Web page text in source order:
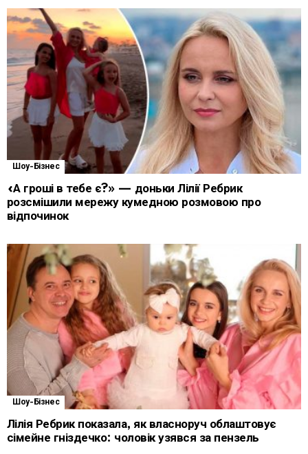
Шоу-Бізнес
«А гроші в тебе є?» — доньки Лілії Ребрик
розсмішили мережу кумедною розмовою про
відпочинок
Шоу-Бізнес
Лілія Ребрик показала, як власноруч облаштовує
сімейне гніздечко: чоловік узявся за пензель